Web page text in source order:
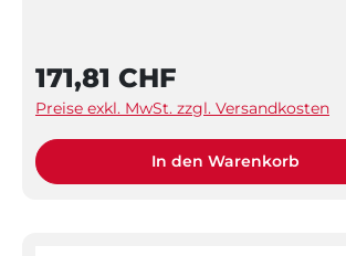
171,81 CHF
Preise exkl. MwSt. zzgl. Versandkosten
In den Warenkorb